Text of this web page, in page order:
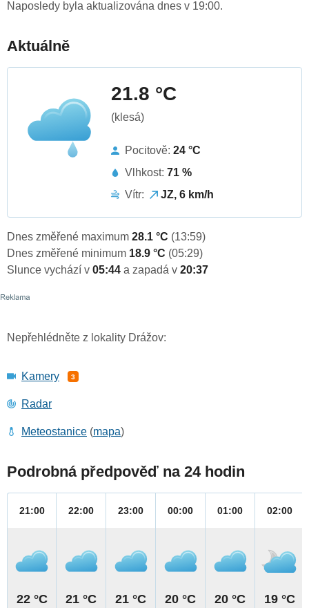
Naposledy byla aktualizována dnes v 19:00.
Aktuálně
21.8 °C
(klesá)
Pocitově: 24 °C
Vlhkost: 71 %
Vítr:
JZ, 6 km/h
Dnes změřené maximum 28.1 °C (13:59)
Dnes změřené minimum 18.9 °C (05:29)
Slunce vychází v 05:44 a zapadá v 20:37
Nepřehlédněte z lokality Drážov:
Kamery 3
Radar
Meteostanice (mapa)
Podrobná předpověď na 24 hodin
21:00
22 °C
22:00
21 °C
23:00
21 °C
00:00
20 °C
01:00
20 °C
02:00
19 °C